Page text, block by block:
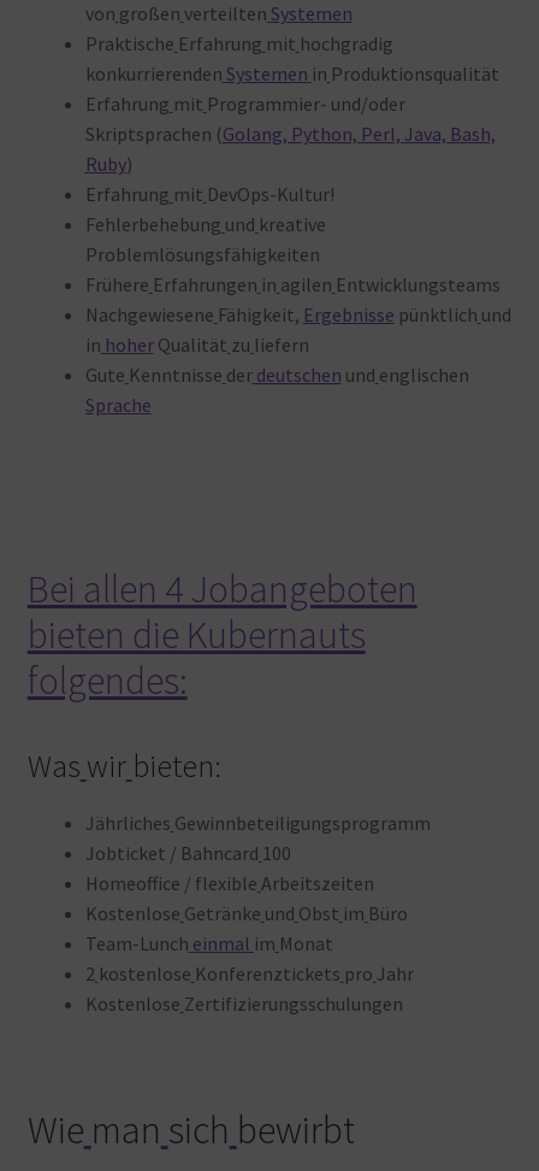
von großen verteilten Systemen
Praktische Erfahrung mit hochgradig
konkurrierenden Systemen in Produktionsqualität
Erfahrung mit Programmier- und/oder
Skriptsprachen (Golang, Python, Perl, Java, Bash,
Ruby)
Erfahrung mit DevOps-Kultur!
Fehlerbehebung und kreative
Problemlösungsfähigkeiten
Frühere Erfahrungen in agilen Entwicklungsteams
Nachgewiesene Fähigkeit, Ergebnisse pünktlich und
in hoherQualität zu liefern
Gute Kenntnisse derdeutschen und englischen
Sprache
Bei allen 4 Jobangeboten
bieten die Kubernauts
folgendes:
Was wir bieten:
Jährliches Gewinnbeteiligungsprogramm
Jobticket / Bahncard 100
Homeoffice / flexible Arbeitszeiten
Kostenlose Getränke und Obst im Büro
Team-Lunch einmal im Monat
2 kostenlose Konferenztickets pro Jahr
Kostenlose Zertifizierungsschulungen
Wie man sich bewirbt